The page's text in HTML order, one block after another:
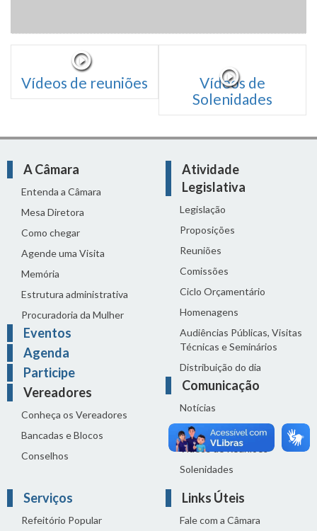
Vídeos de reuniões
Vídeos de
Solenidades
A Câmara
Entenda a Câmara
Mesa Diretora
Como chegar
Agende uma Visita
Memória
Estrutura administrativa
Procuradoria da Mulher
Eventos
Agenda
Participe
Vereadores
Conheça os Vereadores
Bancadas e Blocos
Conselhos
Atividade
Legislativa
Legislação
Proposições
Reuniões
Comissões
Ciclo Orçamentário
Homenagens
Audiências Públicas, Visitas
Técnicas e Seminários
Distribuição do dia
Comunicação
Notícias
Sala de Imprensa
Vídeos de Reuniões
Solenidades
Serviços
Refeitório Popular
Links Úteis
Fale com a Câmara